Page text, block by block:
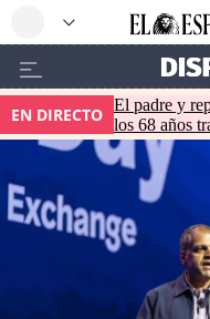
EN DIRECTO El padre y
los 68 años